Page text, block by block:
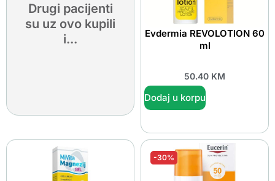
Drugi pacijenti
su uz ovo kupili
i...
Evdermia REVOLOTION 60
ml
50.40 KM
Dodaj u korpu
-30%